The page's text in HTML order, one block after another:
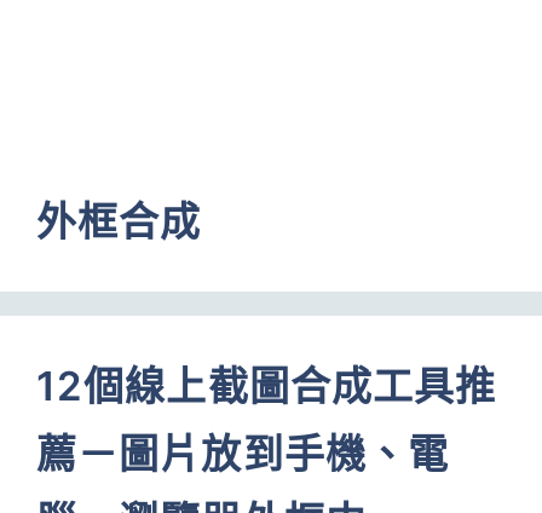
外框合成
12個線上截圖合成工具推
薦－圖片放到手機、電